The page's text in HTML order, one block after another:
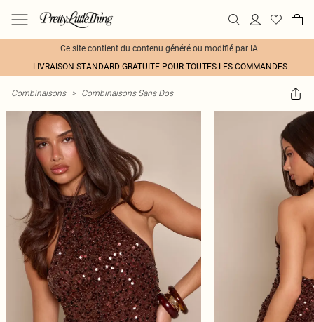
Ce site contient du contenu généré ou modifié par IA.
LIVRAISON STANDARD GRATUITE POUR TOUTES LES COMMANDES
Combinaisons > Combinaisons Sans Dos